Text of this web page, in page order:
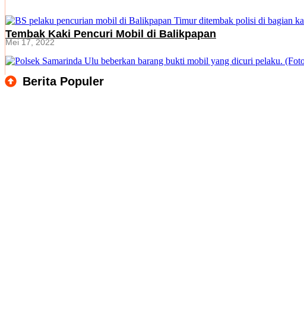
Tembak Kaki Pencuri Mobil di Balikpapan
Mei 17, 2022
Berita Populer